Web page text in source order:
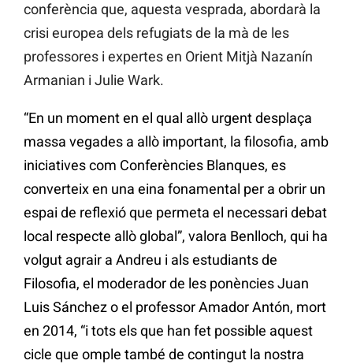
conferència que, aquesta vesprada, abordarà la
crisi europea dels refugiats de la mà de les
professores i expertes en Orient Mitjà Nazanín
Armanian i Julie Wark.
“En un moment en el qual allò urgent desplaça
massa vegades a allò important, la filosofia, amb
iniciatives com Conferències Blanques, es
converteix en una eina fonamental per a obrir un
espai de reflexió que permeta el necessari debat
local respecte allò global”, valora Benlloch, qui ha
volgut agrair a Andreu i als estudiants de
Filosofia, el moderador de les ponències Juan
Luis Sánchez o el professor Amador Antón, mort
en 2014, “i tots els que han fet possible aquest
cicle que omple també de contingut la nostra